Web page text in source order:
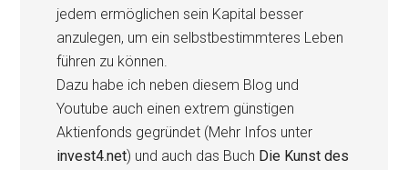
jedem ermöglichen sein Kapital besser
anzulegen, um ein selbstbestimmteres Leben
führen zu können.
Dazu habe ich neben diesem Blog und
Youtube auch einen extrem günstigen
Aktienfonds gegründet (Mehr Infos unter
invest4.net) und auch das Buch Die Kunst des